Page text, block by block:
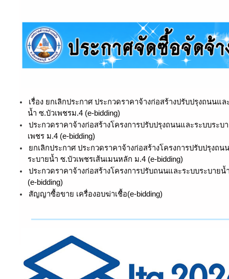
เรื่อง ยกเลิกประกาศ ประกวดราคาจ้างก่อสร้างปรับปรุงถนนแล
น้ำ ซ.บัวเพชรม.4 (e-bidding)
ประกวดราคาจ้างก่อสร้างโครงการปรับปรุงถนนและระบบระบ
เพชร ม.4 (e-bidding)
ยกเลิกประกาศ ประกวดราคาจ้างก่อสร้างโครงการปรับปรุงถน
ระบายน้ำ ซ.บัวเพชรเส้นเมนหลัก ม.4 (e-bidding)
ประกวดราคาจ้างก่อสร้างโครงการปรับถนนและระบบระบายน้
(e-bidding)
สัญญาซื้อขาย เครื่องอบฆ่าเชื้อ(e-bidding)